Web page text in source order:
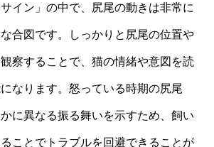
イン」の中で、尻尾の動きは非常に
合図です。しっかりと尻尾の位置や
察することで、猫の情緒や意図を読
なります。怒っている時期の尻尾
に異なる振る舞いを示すため、飼い
ことでトラブルを回避できることが